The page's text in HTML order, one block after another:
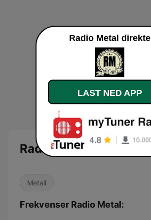
Radio Metal
Metall
Frekvenser Radio Metal:
Radio Metal direkte
LAST NED APP